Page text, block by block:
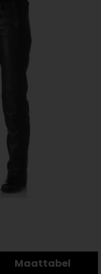
Maattabel